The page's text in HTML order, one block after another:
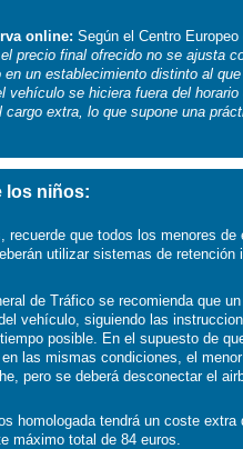
online: Según el Centro
precio final ofrecido no se ajusta
un establecimiento distinto al
vehículo se hiciera fuera del
extra, lo que supone una
los niños:
recuerde que todos los menores
utilizar sistemas de retención
de Tráfico se recomienda que
vehículo, siguiendo las
posible. En el supuesto de
las mismas condiciones, el
pero se deberá desconectar el
homologada tendrá un coste
máximo total de 84 euros.